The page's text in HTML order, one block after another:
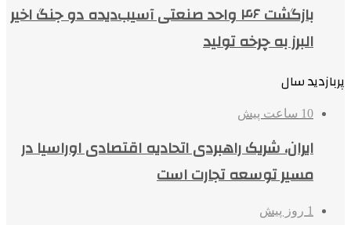
بازگشت ۴۶ واحد صنعتی آسیب‌دیده دو جنگ اخیر
البرز به چرخه تولید
پربازدید سال
10 ساعت پیش
ایران، شریک راهبردی اتحادیه اقتصادی اوراسیا در
مسیر توسعه تجارت است
1 روز پیش